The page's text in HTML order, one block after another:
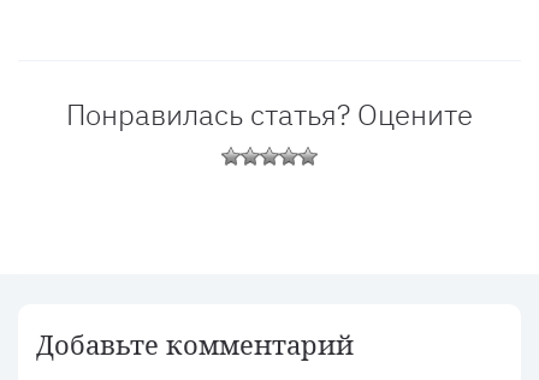
Понравилась статья? Оцените
Добавьте комментарий